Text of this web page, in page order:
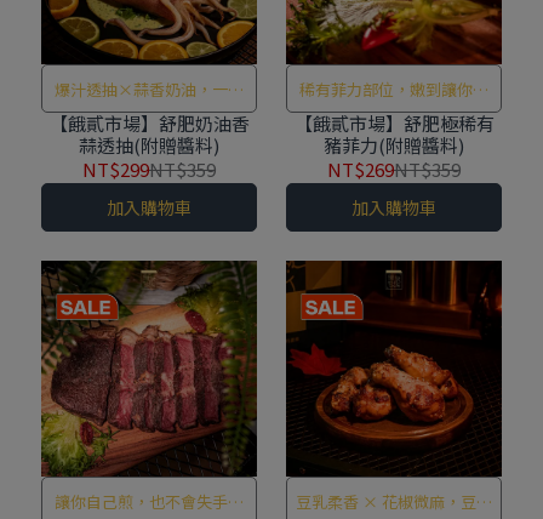
爆汁透抽×蒜香奶油，一口
咬下滿滿海味
【餓貳市場】舒肥奶油香
蒜透抽(附贈醬料)
NT$299NT$359
加入購物車
稀有菲力部位，嫩到讓你懷
疑是不是在吃牛排？！
【餓貳市場】舒肥極稀有
豬菲力(附贈醬料)
NT$269NT$359
加入購物車
讓你自己煎，也不會失手的
豆乳柔香 × 花椒微麻，豆香